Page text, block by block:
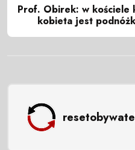
Prof. Obirek: w kościele
kobieta jest